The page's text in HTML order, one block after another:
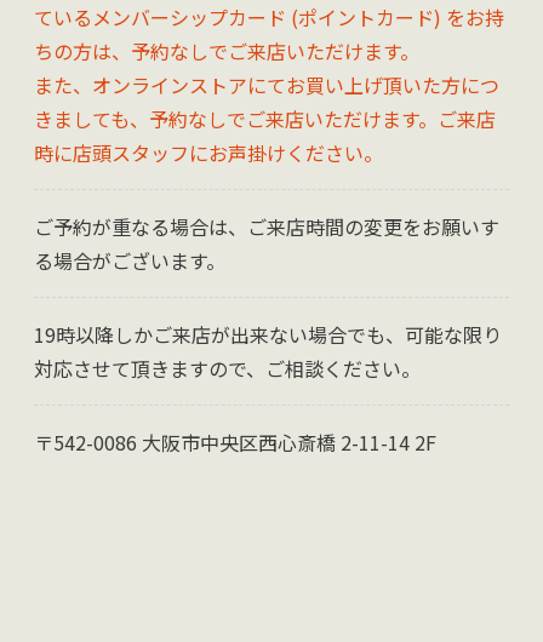
ているメンバーシップカード (ポイントカード) をお持
ちの方は、予約なしでご来店いただけます。
また、オンラインストアにてお買い上げ頂いた方につ
きましても、予約なしでご来店いただけます。ご来店
時に店頭スタッフにお声掛けください。
ご予約が重なる場合は、ご来店時間の変更をお願いす
る場合がございます。
19時以降しかご来店が出来ない場合でも、可能な限り
対応させて頂きますので、ご相談ください。
〒542-0086 大阪市中央区西心斎橋 2-11-14 2F